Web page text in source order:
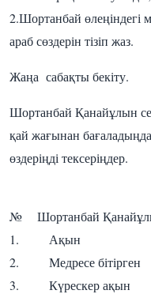
2.Шортанбай өлеңіндегі
араб сөздерін тізіп жаз.
Жаңа сабақты бекіту.
Шортанбай Қанайұлын
қай жағынан
өздеріңді тексеріңдер.
№ Шортанбай
1. Ақын
2. Медресе
3. Күрескер